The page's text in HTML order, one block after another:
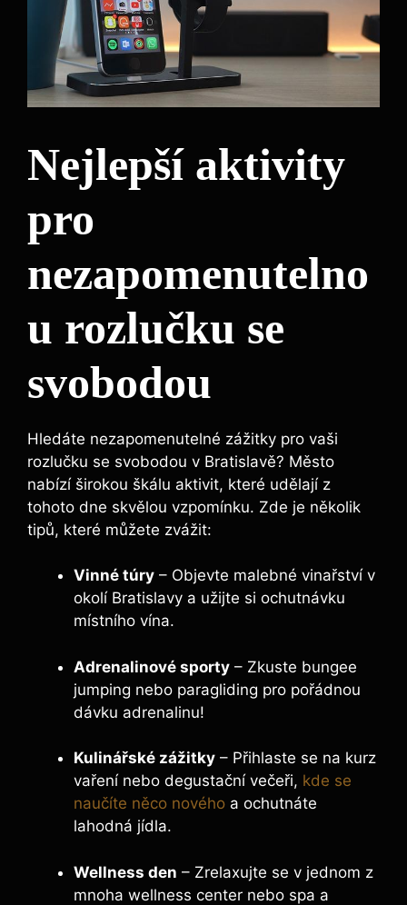
Nejlepší aktivity
pro
nezapomenutelno
u rozlučku se
svobodou
Hledáte nezapomenutelné zážitky pro vaši
rozlučku se svobodou v Bratislavě? Město
nabízí širokou škálu aktivit, které udělají z
tohoto dne skvělou vzpomínku. Zde je několik
tipů, které můžete zvážit:
Vinné túry – Objevte malebné vinařství v
okolí Bratislavy a užijte si ochutnávku
místního vína.
Adrenalinové sporty – Zkuste bungee
jumping nebo paragliding pro pořádnou
dávku adrenalinu!
Kulinářské zážitky – Přihlaste se na kurz
vaření nebo degustační večeři, kde se
naučíte něco nového a ochutnáte
lahodná jídla.
Wellness den – Zrelaxujte se v jednom z
mnoha wellness center nebo spa a